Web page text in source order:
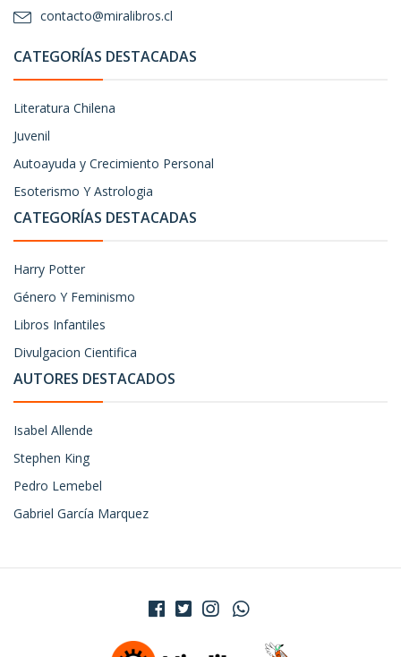
contacto@miralibros.cl
CATEGORÍAS DESTACADAS
Literatura Chilena
Juvenil
Autoayuda y Crecimiento Personal
Esoterismo Y Astrologia
CATEGORÍAS DESTACADAS
Harry Potter
Género Y Feminismo
Libros Infantiles
Divulgacion Cientifica
AUTORES DESTACADOS
Isabel Allende
Stephen King
Pedro Lemebel
Gabriel García Marquez